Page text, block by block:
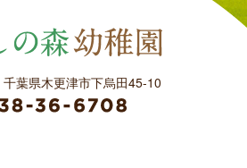
葉県木更津市下烏田45-10